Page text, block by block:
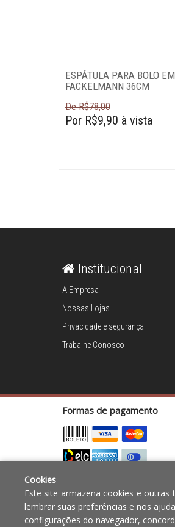
Churrasco
Linha infantil
Mesa
Decoração
Pesquisar Lista
Televendas
61
ESPÁTULA PARA BOLO
FACKELMANN 36CM
De R$78,00
Por R$9,90 à vista
Institucional
A Empresa
Nossas Lojas
Privacidade e segurança
Trabalhe Conosco
Formas de pagamento
12.772.829/0001-91 | CLS
Cookies
Este site armazena cookies e
lembrar suas preferências e nos
configurações do navegador,